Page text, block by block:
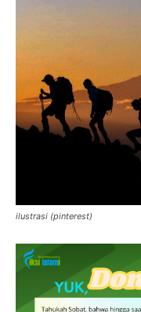
ilustrasi (pinterest)